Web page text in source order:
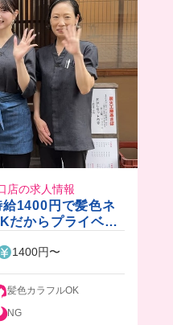
の求人情報
1400円で髪色ネ
だからプライベー
1400円〜
髪色カラフルOK
NG